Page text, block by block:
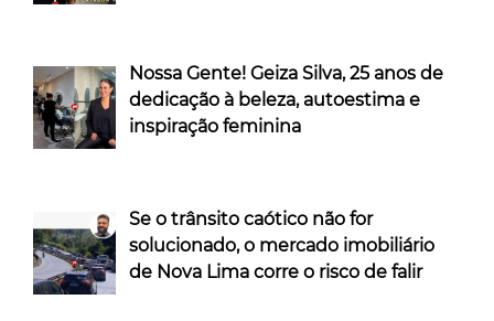
Nossa Gente! Geiza Silva, 25 anos de
dedicação à beleza, autoestima e
inspiração feminina
Se o trânsito caótico não for
solucionado, o mercado imobiliário
de Nova Lima corre o risco de falir